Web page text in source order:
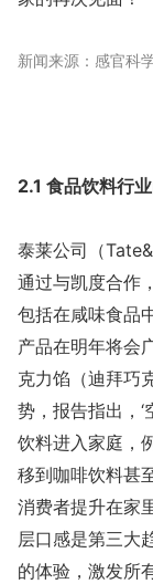
新闻来源：感官科
2.1 食品饮料行
泰莱公司（
通过与凯度合作
包括在咸味食品
产品在明年将会
克力馅（迪拜巧
势，报告指出，
饮料进入家庭，
移到咖啡饮料甚
消费者提升在家
层口感是第三大
的体验，激发所